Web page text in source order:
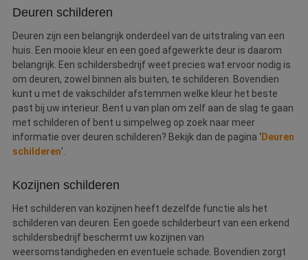
Deuren schilderen
Deuren zijn een belangrijk onderdeel van de uitstraling van een
huis. Een mooie kleur en een goed afgewerkte deur is daarom
belangrijk. Een schildersbedrijf weet precies wat ervoor nodig is
om deuren, zowel binnen als buiten, te schilderen. Bovendien
kunt u met de vakschilder afstemmen welke kleur het beste
past bij uw interieur. Bent u van plan om zelf aan de slag te gaan
met schilderen of bent u simpelweg op zoek naar meer
informatie over deuren schilderen? Bekijk dan de pagina ‘Deuren
schilderen’.
Kozijnen schilderen
Het schilderen van kozijnen heeft dezelfde functie als het
schilderen van deuren. Een goede schilderbeurt van een erkend
schildersbedrijf beschermt uw kozijnen van
weersomstandigheden en eventuele schade. Bovendien zorgt